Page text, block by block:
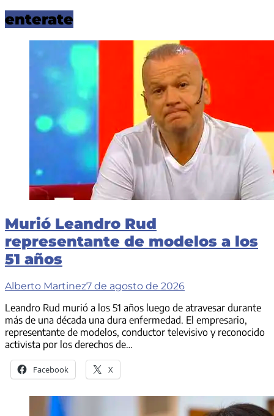
enterate
Murió Leandro Rud
representante de modelos a los
51 años
Alberto Martinez7 de agosto de 2026
Leandro Rud murió a los 51 años luego de atravesar durante
más de una década una dura enfermedad. El empresario,
representante de modelos, conductor televisivo y reconocido
activista por los derechos de…
Facebook X